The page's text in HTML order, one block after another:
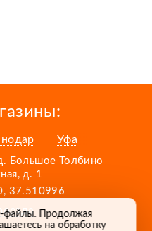
Уфа
Большое Толбино
д. 1
37.510996
файлы. Продолжая
на обработку